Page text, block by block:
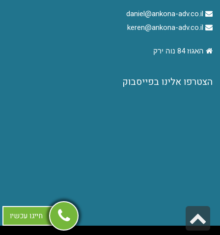
daniel@ankona-adv.co.il
keren@ankona-adv.co.il
האגוז 84 נוה ירק
הצטרפו אלינו בפייסבוק
חייגו עכשיו גלילה